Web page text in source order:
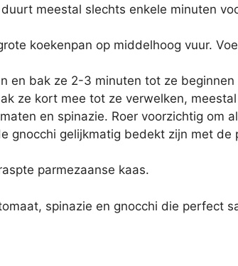
meestal slechts enkele minuten
koekenpan op middelhoog vuur.
en bak ze 2-3 minuten tot ze
ze kort mee tot ze verwelken,
en spinazie. Roer voorzichtig om
gnocchi gelijkmatig bedekt zijn met de
parmezaanse kaas.
spinazie en gnocchi die perfect